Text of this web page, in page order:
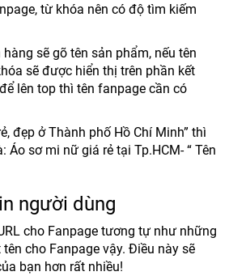
từ khóa nên có độ tìm kiếm
sẽ gõ tên sản phẩm, nếu tên
sẽ được hiển thị trên phần kết
lên top thì tên fanpage cần có
đẹp ở Thành phố Hồ Chí Minh” thì
Áo sơ mi nữ giá rẻ tại Tp.HCM- “ Tên
người dùng
cho Fanpage tương tự như những
cho Fanpage vậy. Điều này sẽ
bạn hơn rất nhiều!